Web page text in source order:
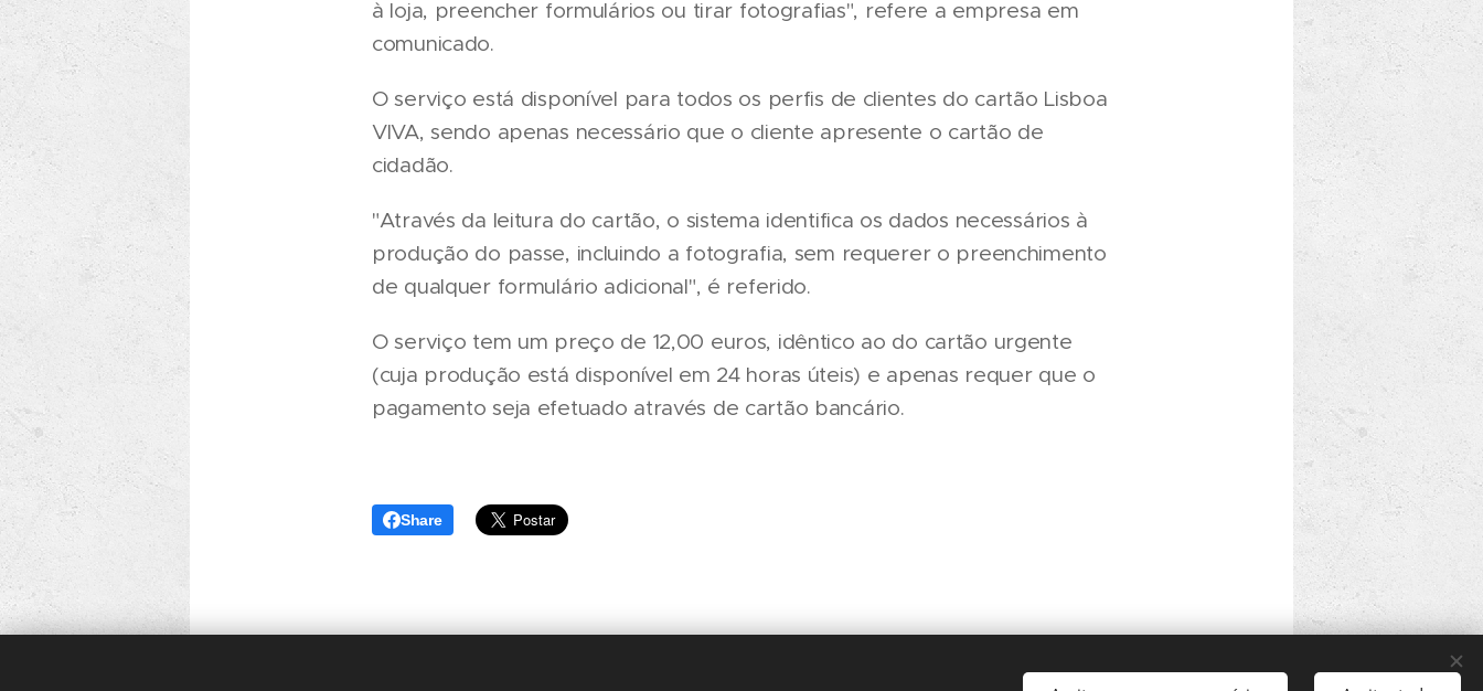
à loja, preencher formulários ou tirar fotografias", refere a empresa em
comunicado.
O serviço está disponível para todos os perfis de clientes do cartão Lisboa
VIVA, sendo apenas necessário que o cliente apresente o cartão de
cidadão.
"Através da leitura do cartão, o sistema identifica os dados necessários à
produção do passe, incluindo a fotografia, sem requerer o preenchimento
de qualquer formulário adicional", é referido.
O serviço tem um preço de 12,00 euros, idêntico ao do cartão urgente
(cuja produção está disponível em 24 horas úteis) e apenas requer que o
pagamento seja efetuado através de cartão bancário.
Share